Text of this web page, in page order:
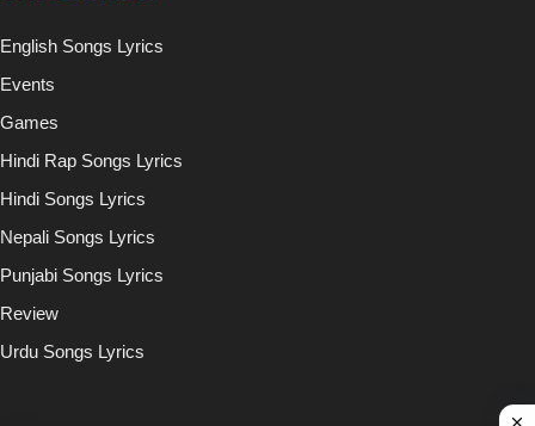
English Songs Lyrics
Events
Games
Hindi Rap Songs Lyrics
Hindi Songs Lyrics
Nepali Songs Lyrics
Punjabi Songs Lyrics
Review
Urdu Songs Lyrics